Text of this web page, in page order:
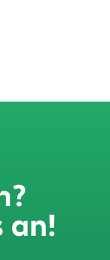
an!